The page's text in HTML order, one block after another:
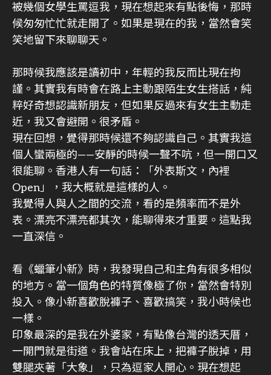
被幾個女學生罵逗我，現在想起來有點後悔，那時
候匆匆忙忙就走開了。如果是現在的我，當然會笑
笑地留下來聊聊天。
那時候我應該是讀初中，年輕的我反而比現在拘
謹。其實我有時會在路上主動跟陌生女生搭話，純
粹好奇想認識新朋友，但如果反過來有女生主動走
近，我又會避開。很矛盾。
現在回想，覺得那時候還不夠認識自己。其實我這
個人蠻兩極的——安靜的時候一聲不吭，但一開口又
很能聊。香港人有一句話：「外表斯文，內裡
Open」，我大概就是這樣的人。
我覺得人與人之間的交流，看的是頻率而不是外
表。漂亮不漂亮都其次，能聊得來才重要。這點我
一直深信。
看《蠟筆小新》時，我發現自己和主角有很多相似
的地方。當一個角色的特質像極了你，當然會特別
投入。像小新喜歡脫褲子、喜歡搞笑，我小時候也
一樣。
印象最深的是我在外婆家，有點像台灣的透天厝，
一開門就是街道。我會站在床上，把褲子脫掉，用
雙腿夾著「大象」，只為逗家人開心。現在想起